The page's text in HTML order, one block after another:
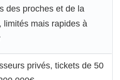
des proches et de la
limités mais rapides à
privés, tickets de 50